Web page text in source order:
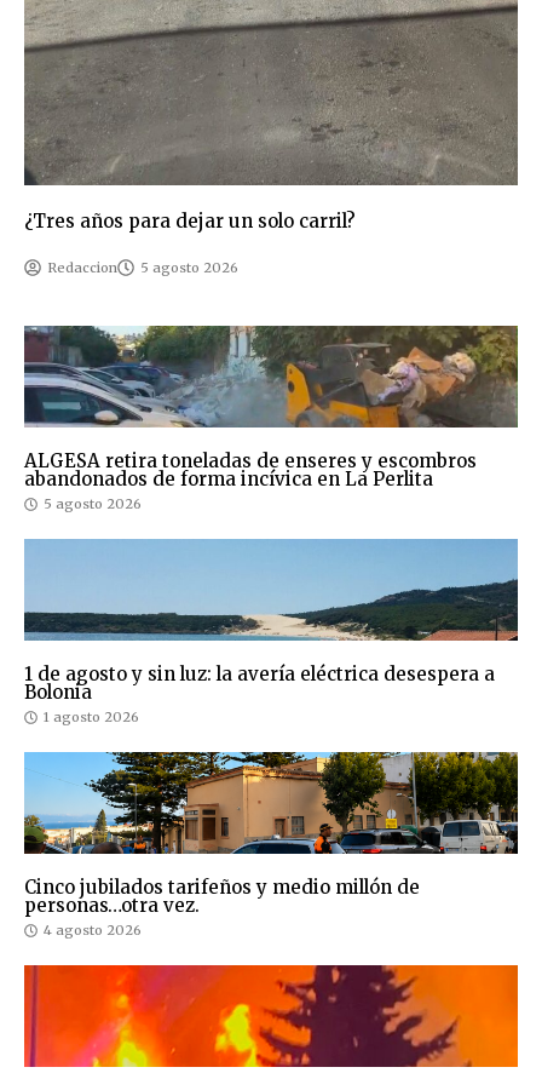
¿Tres años para dejar un solo carril?
Redaccion 5 agosto 2026
ALGESA retira toneladas de enseres y escombros
abandonados de forma incívica en La Perlita
5 agosto 2026
1 de agosto y sin luz: la avería eléctrica desespera a
Bolonia
1 agosto 2026
Cinco jubilados tarifeños y medio millón de
personas…otra vez.
4 agosto 2026